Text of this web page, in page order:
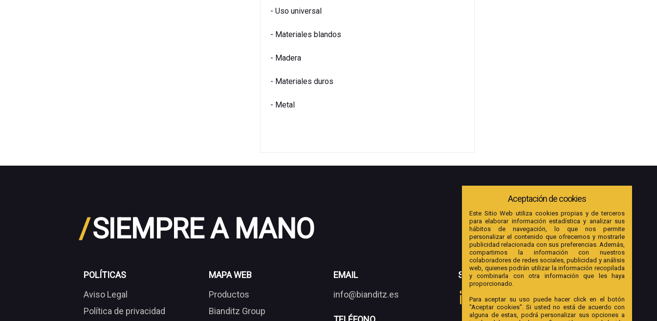
- Uso universal
- Materiales blandos
- Madera
- Materiales duros
- Metal
/SIEMPRE A MANO
POLÍTICAS
Aviso Legal
Política de privacidad
MAPA WEB
Productos
Bianditz Group
EMAIL
info@bianditz.es
SOCIAL
Aceptación de cookies
Este Sitio Web utiliza cookies propias y de terceros
para elaborar información estadística y analizar sus
hábitos de navegación, lo que nos permite
personalizar el contenido que ofrecemos y mostrarle
publicidad relacionada con sus preferencias. Además,
compartimos la información con nuestros
colaboradores de redes sociales, publicidad y análisis
web, quienes podrán utilizar la información recopilada
y combinarla con otra información que les haya
proporcionado.
Para aceptar su uso puede hacer click en el botón
"Aceptar cookies". Si usted no está de acuerdo con
alguna de estas, podrá personalizar sus opciones a